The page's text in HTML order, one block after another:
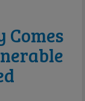
Comes